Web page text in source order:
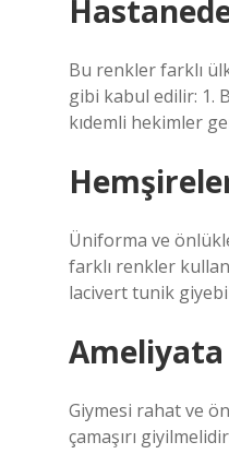
Bu renkler farklı
gibi kabul edilir: 1.
kıdemli hekimler
Üniforma ve
farklı renkler
lacivert tunik
Ameliyata
Giymesi rahat ve
çamaşırı